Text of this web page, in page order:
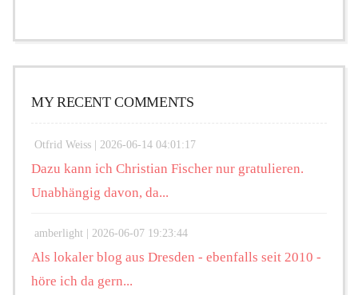
MY RECENT COMMENTS
Otfrid Weiss | 2026-06-14 04:01:17
Dazu kann ich Christian Fischer nur gratulieren.
Unabhängig davon, da...
amberlight | 2026-06-07 19:23:44
Als lokaler blog aus Dresden - ebenfalls seit 2010 -
höre ich da gern...